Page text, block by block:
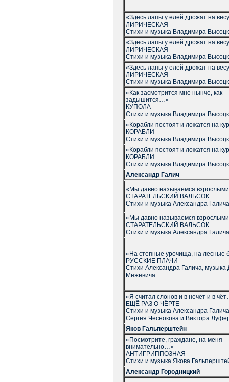
«Здесь лапы у елей дрожат на
ЛИРИЧЕСКАЯ
Стихи и музыка Владимира
«Здесь лапы у елей дрожат на
ЛИРИЧЕСКАЯ
Стихи и музыка Владимира
«Здесь лапы у елей дрожат на
ЛИРИЧЕСКАЯ
Стихи и музыка Владимира
«Как засмотрится мне нынче, как
задышится…»
КУПОЛА
Стихи и музыка Владимира
«Корабли постоят и ложатся на
КОРАБЛИ
Стихи и музыка Владимира
«Корабли постоят и ложатся на
КОРАБЛИ
Стихи и музыка Владимира
Александр Галич
«Мы давно называемся
СТАРАТЕЛЬСКИЙ ВАЛЬСОК
Стихи и музыка Александра Галича
«Мы давно называемся
СТАРАТЕЛЬСКИЙ ВАЛЬСОК
Стихи и музыка Александра Галича
«На степные урочища, на лесные
РУССКИЕ ПЛАЧИ
Стихи Александра Галича, музыка
Межевича
«Я считал слонов и в нечет и в
ЕЩЁ РАЗ О ЧЁРТЕ
Стихи и музыка Александра
Сергея Чеснокова и Виктора
Яков Гальперштейн
«Посмотрите, граждане, на меня
внимательно…»
АНТИГРИППОЗНАЯ
Стихи и музыка Якова
Александр Городницкий